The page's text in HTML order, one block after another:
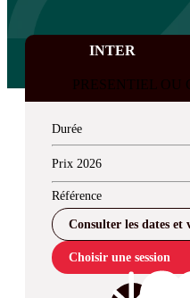
INTER
PRESENTIEL OU
Durée
Prix 2026
Référence
Consulter les dates et
Choisir une session